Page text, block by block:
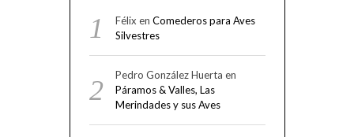
Félix en Comederos para Aves
Silvestres
Pedro González Huerta en
Páramos & Valles, Las
Merindades y sus Aves